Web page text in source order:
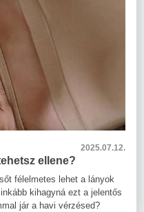
2025.07.12.
ellene?
félelmetes lehet a lányok
kihagyná ezt a jelentős
jár a havi vérzésed?